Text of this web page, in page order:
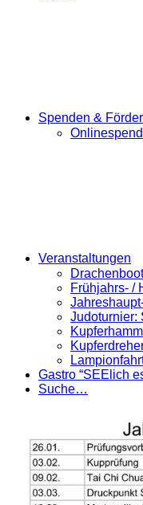
Spenden &
Veranstaltungen
Frühjahrs- /
Judoturnier:
Gastro “SEElich
Suche…